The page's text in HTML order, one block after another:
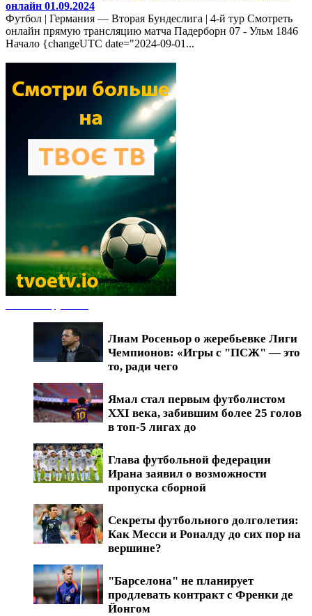
онлайн 01.09.2024
Футбол | Германия — Вторая Бундеслига | 4-й тур Смотреть
онлайн прямую трансляцию матча Падерборн 07 - Ульм 1846
Начало {changeUTC date="2024-09-01...
Лиам Росеньор о жеребьевке Лиги
Чемпионов: «Игры с "ПСЖ" — это
то, ради чего
Ямал стал первым футболистом
XXI века, забившим более 25 голов
в топ-5 лигах до
Глава футбольной федерации
Ирана заявил о возможности
пропуска сборной
Секреты футбольного долголетия:
Как Месси и Роналду до сих пор на
вершине?
"Барселона" не планирует
продлевать контракт с Френки де
Йонгом